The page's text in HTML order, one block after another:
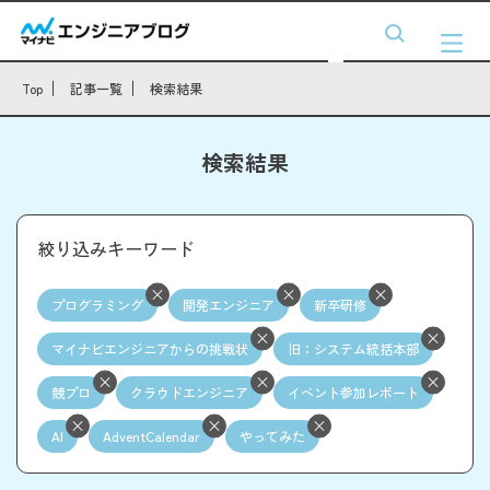
Top 記事一覧 検索結果
検索結果
絞り込みキーワード
プログラミング 開発エンジニア 新卒研修
マイナビエンジニアからの挑戦状 旧：システム統括本部
競プロ クラウドエンジニア イベント参加レポート
AI AdventCalendar やってみた